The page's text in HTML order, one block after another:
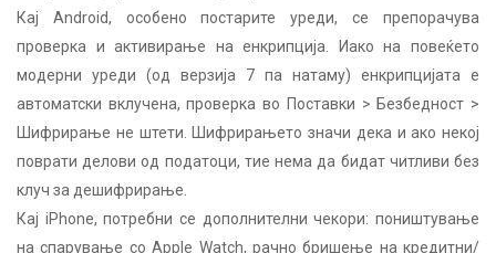
Кај Android, особено постарите уреди, се препорачува
проверка и активирање на енкрипција. Иако на повеќето
модерни уреди (од верзија 7 па натаму) енкрипцијата е
автоматски вклучена, проверка во Поставки > Безбедност >
Шифрирање не штети. Шифрирањето значи дека и ако некој
поврати делови од податоци, тие нема да бидат читливи без
клуч за дешифрирање.
Кај iPhone, потребни се дополнителни чекори: поништување
на спарување со Apple Watch, рачно бришење на кредитни/